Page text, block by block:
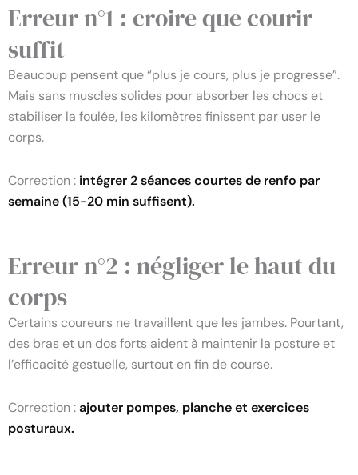
Erreur n°1 : croire que courir
suffit
Beaucoup pensent que “plus je cours, plus je progresse”.
Mais sans muscles solides pour absorber les chocs et
stabiliser la foulée, les kilomètres finissent par user le
corps.
Correction : intégrer 2 séances courtes de renfo par
semaine (15-20 min suffisent).
Erreur n°2 : négliger le haut du
corps
Certains coureurs ne travaillent que les jambes. Pourtant,
des bras et un dos forts aident à maintenir la posture et
l’efficacité gestuelle, surtout en fin de course.
Correction :ajouter pompes, planche et exercices
posturaux.